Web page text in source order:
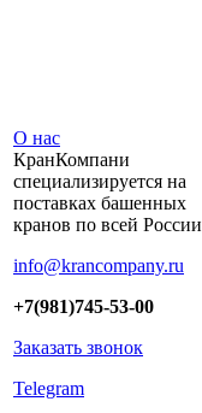
О нас
КранКомпани
специализируется на
поставках башенных
кранов по всей
info@krancompany.ru
+7(981)745-53-00
Заказать звонок
Telegram